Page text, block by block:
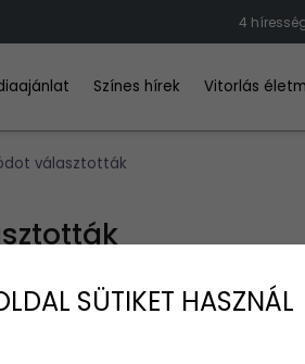
4
Színes hírek Vitorlás
választották
SÜTIKET HASZNÁL